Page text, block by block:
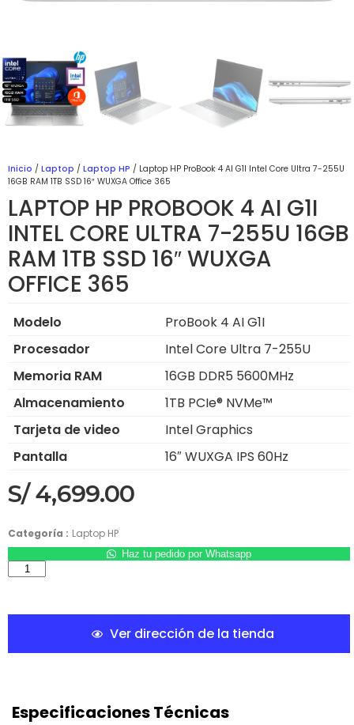
Inicio / Laptop / Laptop HP / Laptop HP ProBook 4 AI G1I Intel Core Ultra 7-255U
16GB RAM 1TB SSD 16″ WUXGA Office 365
LAPTOP HP PROBOOK 4 AI G1I
INTEL CORE ULTRA 7-255U 16GB
RAM 1TB SSD 16″ WUXGA
OFFICE 365
Modelo
ProBook 4 AI G1I
Procesador
Intel Core Ultra 7-255U
Memoria RAM
16GB DDR5 5600MHz
Almacenamiento
1TB PCIe® NVMe™
Tarjeta de video
Intel Graphics
Pantalla
16″ WUXGA IPS 60Hz
S/4,699.00
Categoría : Laptop HP
Haz tu pedido por Whatsapp
Ver dirección de la tienda
Especificaciones Técnicas